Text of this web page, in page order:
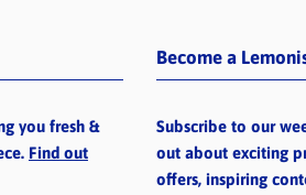
you fresh &
Find out
Become a
Subscribe to our
out about exciting
offers, inspiring